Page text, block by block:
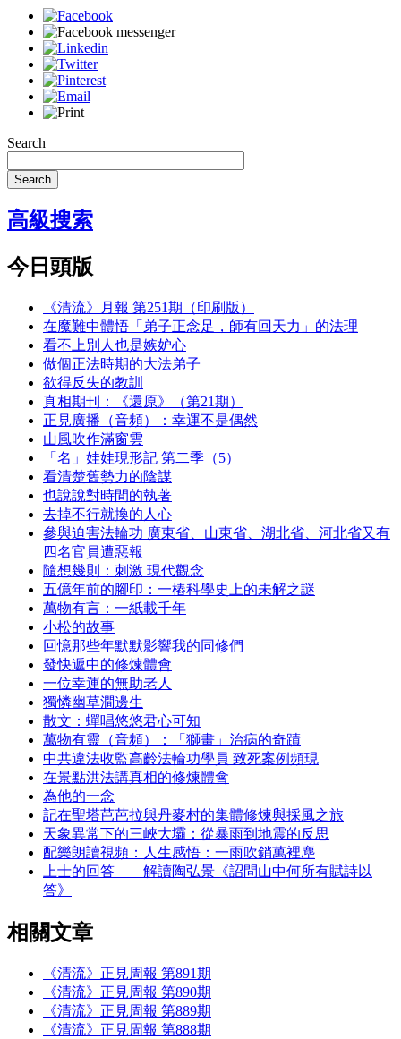
Search
Search
高級搜索
今日頭版
《清流》月報 第251期（印刷版）
在魔難中體悟「弟子正念足，師有回天力」的法理
看不上別人也是嫉妒心
做個正法時期的大法弟子
欲得反失的教訓
真相期刊：《還原》（第21期）
正見廣播（音頻）：幸運不是偶然
山風吹作滿窗雲
「名」娃娃現形記 第二季（5）
看清楚舊勢力的陰謀
也說說對時間的執著
去掉不行就換的人心
參與迫害法輪功 廣東省、山東省、湖北省、河北省又有
四名官員遭惡報
隨想幾則：刺激 現代觀念
五億年前的腳印：一樁科學史上的未解之謎
萬物有言：一紙載千年
小松的故事
回憶那些年默默影響我的同修們
發快遞中的修煉體會
一位幸運的無助老人
獨憐幽草澗邊生
散文：蟬唱悠悠君心可知
萬物有靈（音頻）：「獅畫」治病的奇蹟
中共違法收監高齡法輪功學員 致死案例頻現
在景點洪法講真相的修煉體會
為他的一念
記在聖塔芭芭拉與丹麥村的集體修煉與採風之旅
天象異常下的三峽大壩：從暴雨到地震的反思
配樂朗讀視頻：人生感悟：一雨吹銷萬裡塵
上士的回答——解讀陶弘景《詔問山中何所有賦詩以
答》
相關文章
《清流》正見周報 第891期
《清流》正見周報 第890期
《清流》正見周報 第889期
《清流》正見周報 第888期